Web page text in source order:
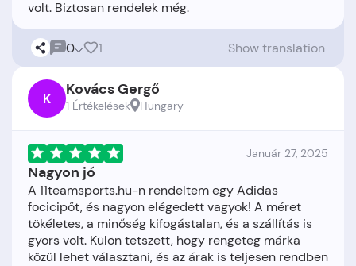
0 1 Show translation
K Kovács Gergő
1 Értékelések Hungary
Január 27, 2025
Nagyon jó
A 11teamsports.hu-n rendeltem egy Adidas
focicipőt, és nagyon elégedett vagyok! A méret
tökéletes, a minőség kifogástalan, és a szállítás is
gyors volt. Külön tetszett, hogy rengeteg márka
közül lehet választani, és az árak is teljesen rendben